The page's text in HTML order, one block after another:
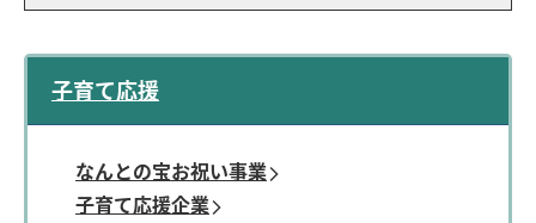
子育て応援
なんとの宝お祝い事業
子育て応援企業